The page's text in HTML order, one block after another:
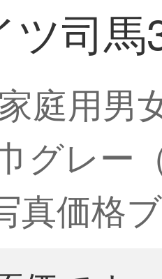
司馬
庭用男
グレー
真価格